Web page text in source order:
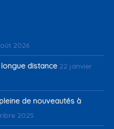
2026
distance 22 janvier
de nouveautés à
2025